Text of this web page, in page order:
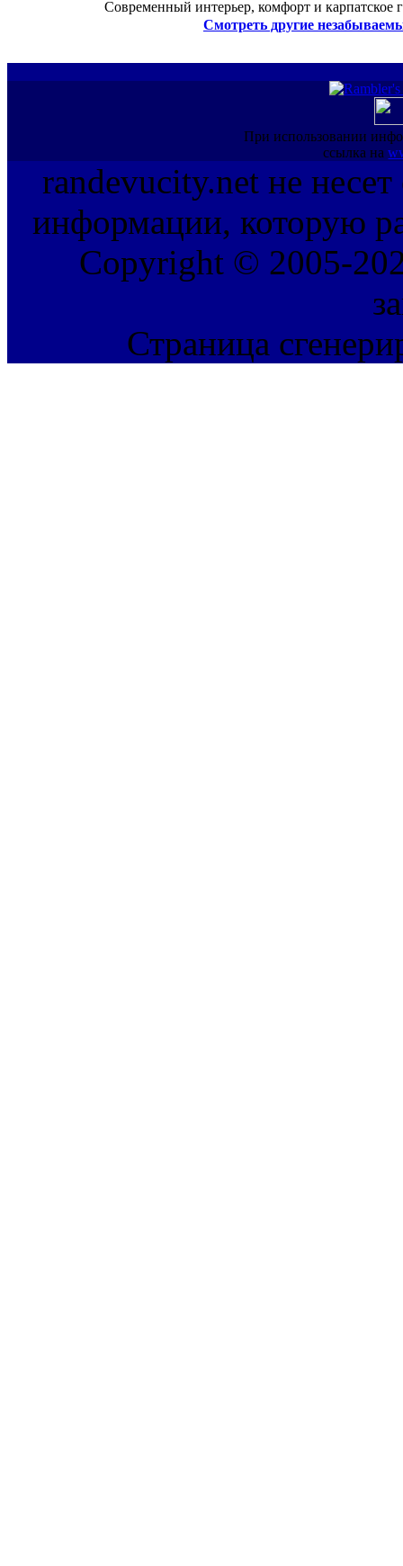
Современный интерьер, комфорт и карпатское
Смотреть другие
При использовании
ссылка на
randevucity.net не несет
информации, которую
Copyright © 2005-
Страница